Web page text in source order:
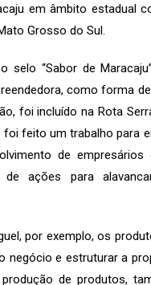
em âmbito estadual
Grosso do Sul.
selo “Sabor de
como forma
foi incluído na Rota
foi feito um trabalho para
de
de ações para
por exemplo, os
negócio e estruturar a
de produtos,